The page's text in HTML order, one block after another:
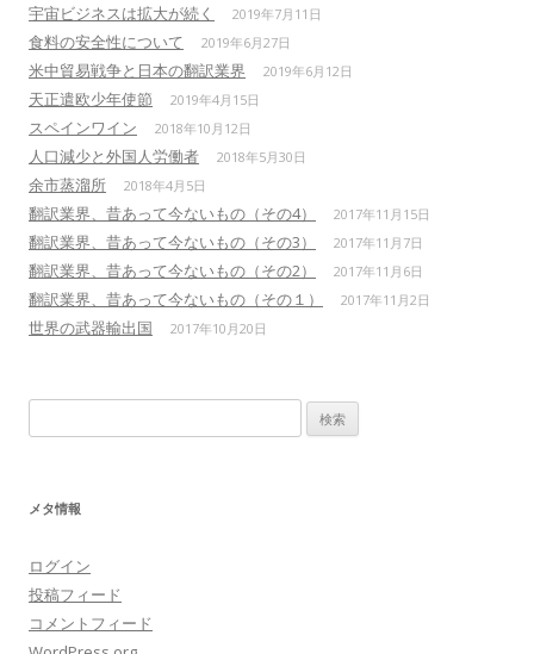
宇宙ビジネスは拡大が続く 2019年7月11日
食料の安全性について 2019年6月27日
米中貿易戦争と日本の翻訳業界 2019年6月12日
天正遣欧少年使節 2019年4月15日
スペインワイン 2018年10月12日
人口減少と外国人労働者 2018年5月30日
余市蒸溜所 2018年4月5日
翻訳業界、昔あって今ないもの（その4） 2017年11月15日
翻訳業界、昔あって今ないもの（その3） 2017年11月7日
翻訳業界、昔あって今ないもの（その2） 2017年11月6日
翻訳業界、昔あって今ないもの（その１） 2017年11月2日
世界の武器輸出国 2017年10月20日
索:
メタ情報
ログイン
投稿フィード
コメントフィード